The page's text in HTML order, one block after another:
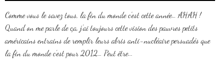
Comme vous le savez tous, la fin du monde c’est cette année… AHAH !
Quand on me parle de ça, j’ai toujours cette vision des pauvres petits
américains entrains de remplir leurs abris anti-nucléaire persuadés que
la fin du monde c’est pour 2012… Peut être...